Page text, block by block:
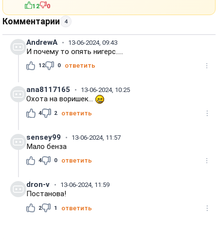
12 0
Комментарии 4
AndrewA 13-06-2024, 09:43
И почему то опять нигерс.....
12 0 ответить
ana8117165 13-06-2024, 10:25
Охота на воришек...
4 2 ответить
sensey99 13-06-2024, 11:57
Мало бенза
4 0 ответить
dron-v 13-06-2024, 11:59
Постанова!
2 1 ответить